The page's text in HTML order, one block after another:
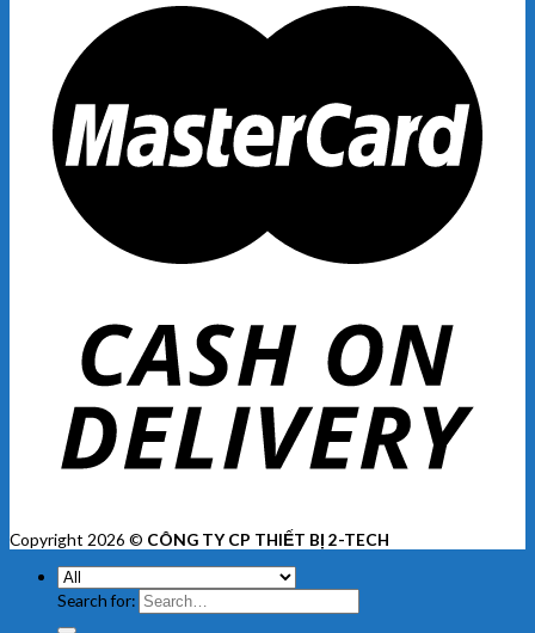
Copyright 2026 © CÔNG TY CP THIẾT BỊ 2-TECH
Search for: